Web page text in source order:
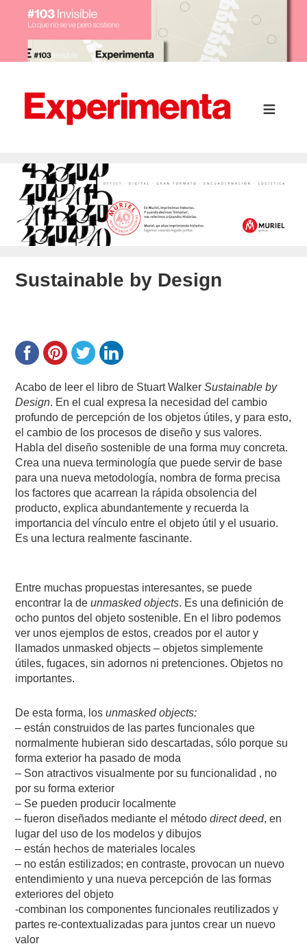
Sustainable by Design
Acabo de leer el libro de Stuart WalkerSustainable by
Design. En el cual expresa la necesidad del cambio
profundo de percepción de los objetos útiles, y para esto,
el cambio de los procesos de diseño y sus valores.
Habla del diseño sostenible de una forma muy concreta.
Crea una nueva terminología que puede servir de base
para una nueva metodología, nombra de forma precisa
los factores que acarrean la rápida obsolencia del
producto, explica abundantemente y recuerda la
importancia del vínculo entre el objeto útil y el usuario.
Es una lectura realmente fascinante.
Entre muchas propuestas interesantes, se puede
encontrar la deunmasked objects. Es una definición de
ocho puntos del objeto sostenible. En el libro podemos
ver unos ejemplos de estos, creados por el autor y
llamados unmasked objects – objetos simplemente
útiles, fugaces, sin adornos ni pretenciones. Objetos no
importantes.
De esta forma, losunmasked objects:
– están construidos de las partes funcionales que
normalmente hubieran sido descartadas, sólo porque su
forma exterior ha pasado de moda
– Son atractivos visualmente por su funcionalidad , no
por su forma exterior
– Se pueden producir localmente
– fueron diseñados mediante el métododirect deed, en
lugar del uso de los modelos y dibujos
– están hechos de materiales locales
– no están estilizados; en contraste, provocan un nuevo
entendimiento y una nueva percepción de las formas
exteriores del objeto
-combinan los componentes funcionales reutilizados y
partes re-contextualizadas para juntos crear un nuevo
valor